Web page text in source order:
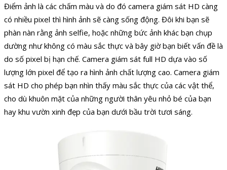
Điểm ảnh là các chấm màu và do đó camera giám sát HD càng
có nhiều pixel thì hình ảnh sẽ càng sống động. Đôi khi bạn sẽ
phàn nàn rằng ảnh selfie, hoặc những bức ảnh khác bạn chụp
dường như không có màu sắc thực và bây giờ bạn biết vấn đề là
do số pixel bị hạn chế. Camera giám sát full HD dựa vào số
lượng lớn pixel để tạo ra hình ảnh chất lượng cao. Camera giám
sát HD cho phép bạn nhìn thấy màu sắc thực của các vật thể,
cho dù khuôn mặt của những người thân yêu nhỏ bé của bạn
hay khu vườn xinh đẹp của bạn dưới bầu trời tươi sáng.